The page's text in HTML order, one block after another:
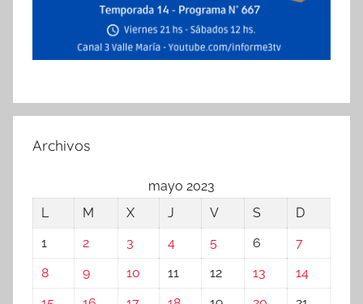
Archivos
mayo 2023
L
M X J V S
D
1
2 3 4 5 6
7
8
9 10 11 12 13
14